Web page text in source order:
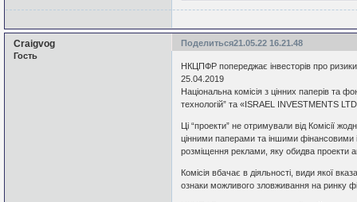
Поделиться21.05.22 16.21.48
Craigvog
Гость
НКЦПФР попереджає інвесторів про
25.04.2019
Національна комісія з цінних паперів та
технологій” та «ISRAEL INVESTMENTS
Ці “проекти” не отримували від Комісії
цінними паперами та іншими фінансовими
розміщення реклами, яку обидва проекти
Комісія вбачає в діяльності, види якої
ознаки можливого зловживання на ринку